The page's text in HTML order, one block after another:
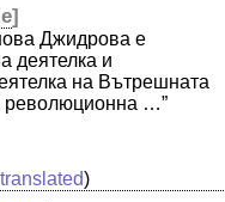
]
Джидрова е
деятелка и
на Вътрешната
революционна …”
)